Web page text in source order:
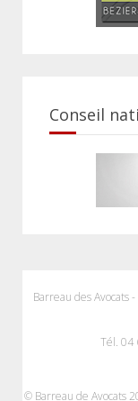
Conseil
Barreau des Avocats
Tél. 04
© Barreau de Avocats